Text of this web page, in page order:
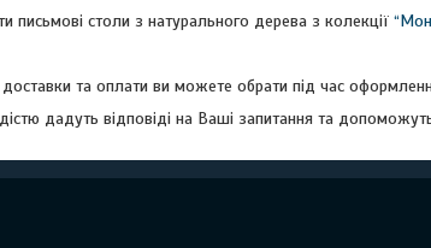
письмові столи з натурального дерева з колекції
та оплати ви можете обрати під час
дадуть відповіді на Ваші запитання та